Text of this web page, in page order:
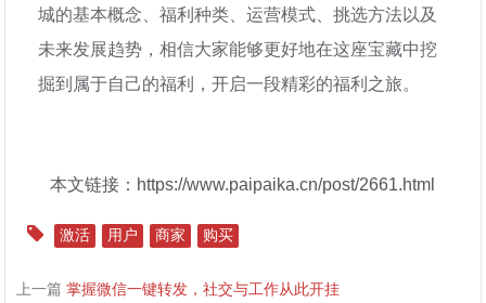
城的基本概念、福利种类、运营模式、挑选方法以及
未来发展趋势，相信大家能够更好地在这座宝藏中挖
掘到属于自己的福利，开启一段精彩的福利之旅。
本文链接：https://www.paipaika.cn/post/2661.html
激活 用户 商家 购买
上一篇掌握微信一键转发，社交与工作从此开挂